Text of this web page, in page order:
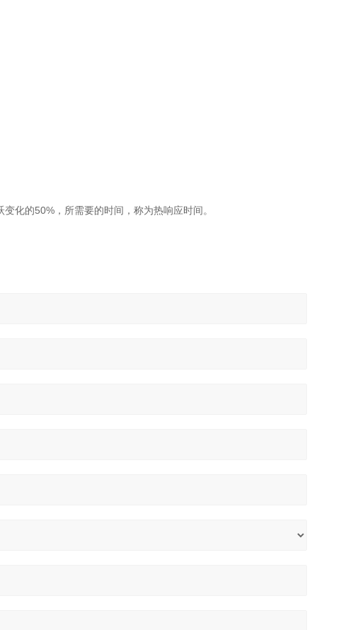
化的50%，所需要的时间，称为热响应时间。